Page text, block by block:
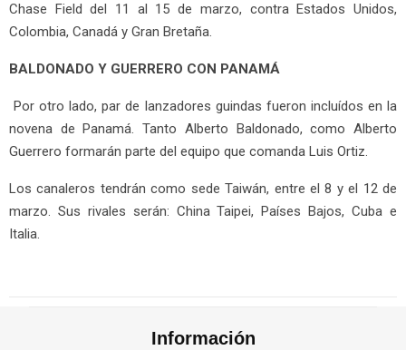
Chase Field del 11 al 15 de marzo, contra Estados Unidos,
Colombia, Canadá y Gran Bretaña.
BALDONADO Y GUERRERO CON PANAMÁ
Por otro lado, par de lanzadores guindas fueron incluídos en la
novena de Panamá. Tanto Alberto Baldonado, como Alberto
Guerrero formarán parte del equipo que comanda Luis Ortiz.
Los canaleros tendrán como sede Taiwán, entre el 8 y el 12 de
marzo. Sus rivales serán: China Taipei, Países Bajos, Cuba e
Italia.
Información